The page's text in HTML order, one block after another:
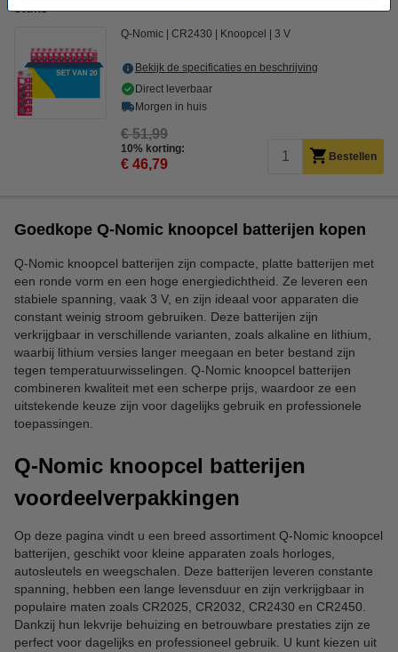
stuks
Q-Nomic CR2430 Knoopcel 3 V
Bekijk de specificaties en beschrijving
Direct leverbaar
Morgen in huis
€ 51,99
10% korting:
€ 46,79 Bestellen
Goedkope Q-Nomic knoopcel batterijen kopen
Q-Nomic knoopcel batterijen zijn compacte, platte batterijen met
een ronde vorm en een hoge energiedichtheid. Ze leveren een
stabiele spanning, vaak 3 V, en zijn ideaal voor apparaten die
constant weinig stroom gebruiken. Deze batterijen zijn
verkrijgbaar in verschillende varianten, zoals alkaline en lithium,
waarbij lithium versies langer meegaan en beter bestand zijn
tegen temperatuurwisselingen. Q-Nomic knoopcel batterijen
combineren kwaliteit met een scherpe prijs, waardoor ze een
uitstekende keuze zijn voor dagelijks gebruik en professionele
toepassingen.
Q-Nomic knoopcel batterijen
voordeelverpakkingen
Op deze pagina vindt u een breed assortiment Q-Nomic knoopcel
batterijen, geschikt voor kleine apparaten zoals horloges,
autosleutels en weegschalen. Deze batterijen leveren constante
spanning, hebben een lange levensduur en zijn verkrijgbaar in
populaire maten zoals CR2025, CR2032, CR2430 en CR2450.
Dankzij hun lekvrije behuizing en betrouwbare prestaties zijn ze
perfect voor dagelijks en professioneel gebruik. U kunt kiezen uit